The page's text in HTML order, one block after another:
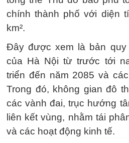
chính thành phố với diện
km².
Đây được xem là bản quy
của Hà Nội từ trước tới
triển đến năm 2085 và
Trong đó, không gian đô
các vành đai, trục hướng
liên kết vùng, nhằm tái
và các hoạt động kinh tế.